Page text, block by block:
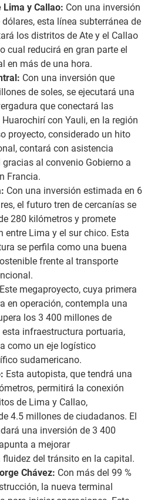
Lima y Callao: Con una inversión
esta línea subterránea de
los distritos de Ate y el Callao
cual reducirá en gran parte el
en más de una hora.
Con una inversión que
de soles, se ejecutará una
que conectará las
con Yauli, en la región
proyecto, considerado un hito
contará con asistencia
al convenio Gobierno a
Francia.
Con una inversión estimada en 6
el futuro tren de cercanías se
280 kilómetros y promete
entre Lima y el sur chico. Esta
se perfila como una buena
frente al transporte
Este megaproyecto, cuya primera
en operación, contempla una
los 3 400 millones de
esta infraestructura portuaria,
como un eje logístico
sudamericano.
Esta autopista, que tendrá una
permitirá la conexión
de Lima y Callao,
4.5 millones de ciudadanos. El
una inversión de 3 400
a mejorar
del tránsito en la capital.
Chávez: Con más del 99 %
la nueva terminal